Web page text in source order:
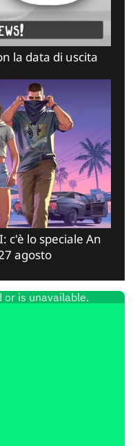
la data di uscita
c'è lo speciale An
agosto